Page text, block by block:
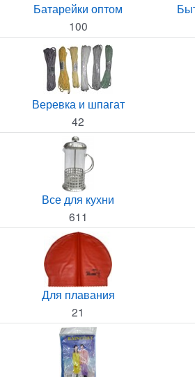
Батарейки оптом
100
Веревка и шпагат
42
Все для кухни
611
Для плавания
21